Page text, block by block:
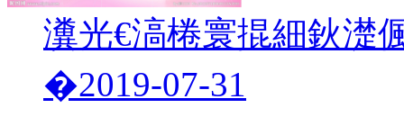
瀵光€滈棬寰掍細鈥濋
�2019-07-31